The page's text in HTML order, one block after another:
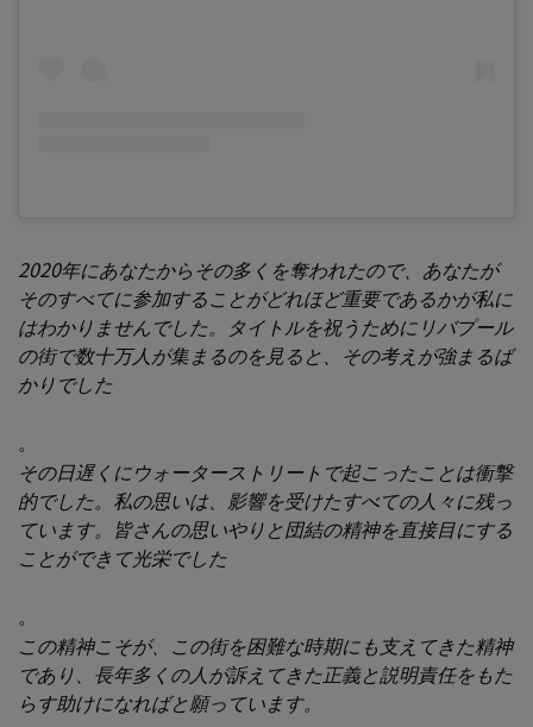
2020年にあなたからその多くを奪われたので、あなたが
そのすべてに参加することがどれほど重要であるかが私に
はわかりませんでした。タイトルを祝うためにリバプール
の街で数十万人が集まるのを見ると、その考えが強まるば
かりでした
。
その日遅くにウォーターストリートで起こったことは衝撃
的でした。私の思いは、影響を受けたすべての人々に残っ
ています。皆さんの思いやりと団結の精神を直接目にする
ことができて光栄でした
。
この精神こそが、この街を困難な時期にも支えてきた精神
であり、長年多くの人が訴えてきた正義と説明責任をもた
らす助けになればと願っています。